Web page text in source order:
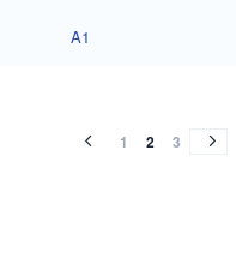
A1
1 2 3